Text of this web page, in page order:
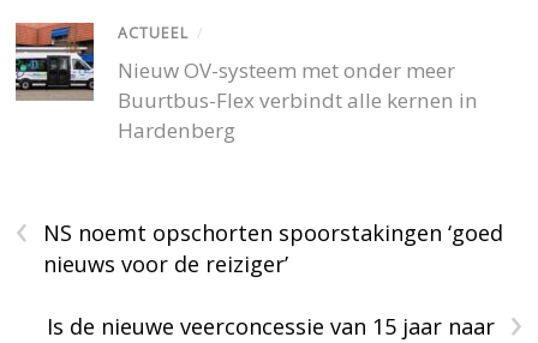
ACTUEEL /
Nieuw OV-systeem met onder meer
Buurtbus-Flex verbindt alle kernen in
Hardenberg
‹
NS noemt opschorten spoorstakingen ‘goed
nieuws voor de reiziger’
›
Is de nieuwe veerconcessie van 15 jaar naar